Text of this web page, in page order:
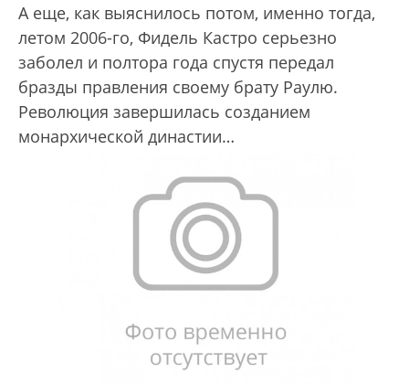
А еще, как выяснилось потом, именно тогда,
летом 2006-го, Фидель Кастро серьезно
заболел и полтора года спустя передал
бразды правления своему брату Раулю.
Революция завершилась созданием
монархической династии…